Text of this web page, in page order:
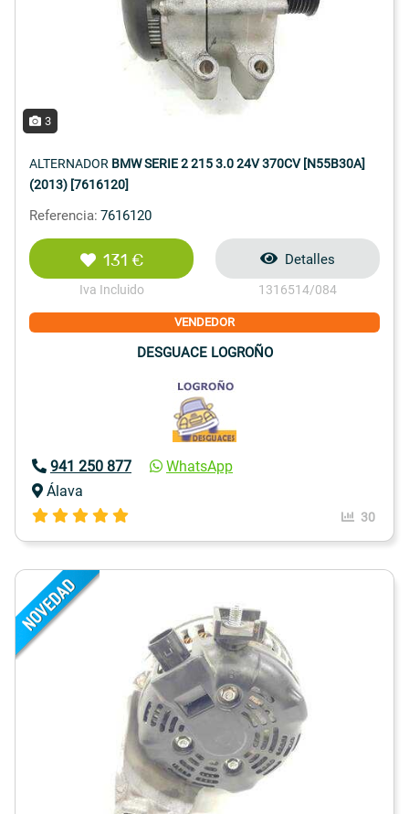
3
ALTERNADOR BMW SERIE 2 215 3.0 24V 370CV [N55B30A]
(2013) [7616120]
Referencia: 7616120
131 €
Iva Incluido
Detalles
1316514/084
VENDEDOR
DESGUACE LOGROÑO
941 250 877
WhatsApp
Álava
30